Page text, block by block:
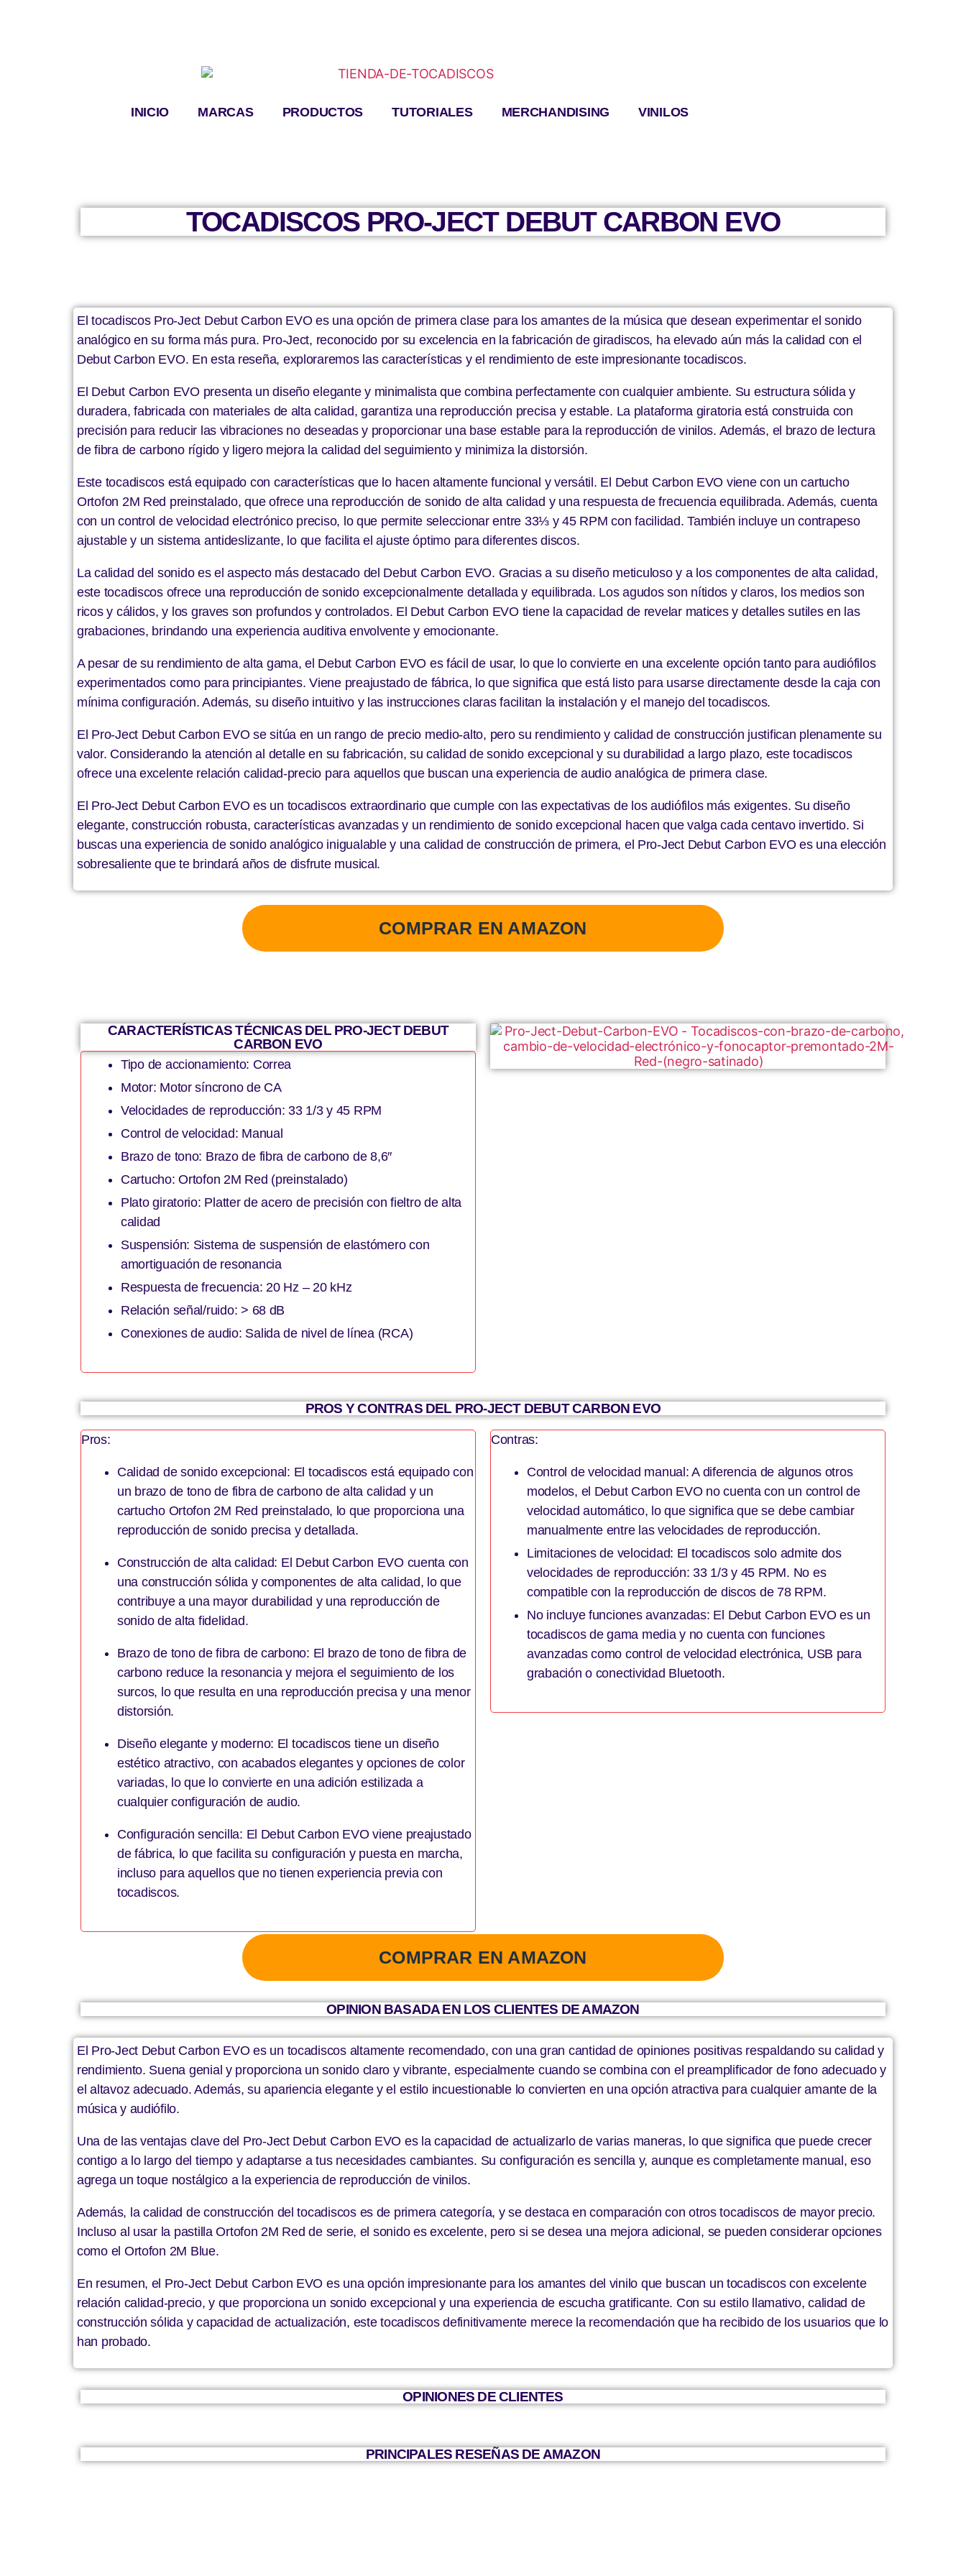
INICIO MARCAS PRODUCTOS TUTORIALES MERCHANDISING VINILOS
TOCADISCOS PRO-JECT DEBUT CARBON EVO
El tocadiscos Pro-Ject Debut Carbon EVO es una opción de primera clase para los amantes de la música que desean experimentar el sonido
analógico en su forma más pura. Pro-Ject, reconocido por su excelencia en la fabricación de giradiscos, ha elevado aún más la calidad con el
Debut Carbon EVO. En esta reseña, exploraremos las características y el rendimiento de este impresionante tocadiscos.
El Debut Carbon EVO presenta un diseño elegante y minimalista que combina perfectamente con cualquier ambiente. Su estructura sólida y
duradera, fabricada con materiales de alta calidad, garantiza una reproducción precisa y estable. La plataforma giratoria está construida con
precisión para reducir las vibraciones no deseadas y proporcionar una base estable para la reproducción de vinilos. Además, el brazo de lectura
de fibra de carbono rígido y ligero mejora la calidad del seguimiento y minimiza la distorsión.
Este tocadiscos está equipado con características que lo hacen altamente funcional y versátil. El Debut Carbon EVO viene con un cartucho
Ortofon 2M Red preinstalado, que ofrece una reproducción de sonido de alta calidad y una respuesta de frecuencia equilibrada. Además, cuenta
con un control de velocidad electrónico preciso, lo que permite seleccionar entre 33⅓ y 45 RPM con facilidad. También incluye un contrapeso
ajustable y un sistema antideslizante, lo que facilita el ajuste óptimo para diferentes discos.
La calidad del sonido es el aspecto más destacado del Debut Carbon EVO. Gracias a su diseño meticuloso y a los componentes de alta calidad,
este tocadiscos ofrece una reproducción de sonido excepcionalmente detallada y equilibrada. Los agudos son nítidos y claros, los medios son
ricos y cálidos, y los graves son profundos y controlados. El Debut Carbon EVO tiene la capacidad de revelar matices y detalles sutiles en las
grabaciones, brindando una experiencia auditiva envolvente y emocionante.
A pesar de su rendimiento de alta gama, el Debut Carbon EVO es fácil de usar, lo que lo convierte en una excelente opción tanto para audiófilos
experimentados como para principiantes. Viene preajustado de fábrica, lo que significa que está listo para usarse directamente desde la caja con
mínima configuración. Además, su diseño intuitivo y las instrucciones claras facilitan la instalación y el manejo del tocadiscos.
El Pro-Ject Debut Carbon EVO se sitúa en un rango de precio medio-alto, pero su rendimiento y calidad de construcción justifican plenamente su
valor. Considerando la atención al detalle en su fabricación, su calidad de sonido excepcional y su durabilidad a largo plazo, este tocadiscos
ofrece una excelente relación calidad-precio para aquellos que buscan una experiencia de audio analógica de primera clase.
El Pro-Ject Debut Carbon EVO es un tocadiscos extraordinario que cumple con las expectativas de los audiófilos más exigentes. Su diseño
elegante, construcción robusta, características avanzadas y un rendimiento de sonido excepcional hacen que valga cada centavo invertido. Si
buscas una experiencia de sonido analógico inigualable y una calidad de construcción de primera, el Pro-Ject Debut Carbon EVO es una elección
sobresaliente que te brindará años de disfrute musical.
COMPRAR EN AMAZON
CARACTERÍSTICAS TÉCNICAS DEL PRO-JECT DEBUT
CARBON EVO
Tipo de accionamiento: Correa
Motor: Motor síncrono de CA
Velocidades de reproducción: 33 1/3 y 45 RPM
Control de velocidad: Manual
Brazo de tono: Brazo de fibra de carbono de 8,6″
Cartucho: Ortofon 2M Red (preinstalado)
Plato giratorio: Platter de acero de precisión con fieltro de alta
calidad
Suspensión: Sistema de suspensión de elastómero con
amortiguación de resonancia
Respuesta de frecuencia: 20 Hz – 20 kHz
Relación señal/ruido: > 68 dB
Conexiones de audio: Salida de nivel de línea (RCA)
PROS Y CONTRAS DEL PRO-JECT DEBUT CARBON EVO
Pros:
Calidad de sonido excepcional: El tocadiscos está equipado con
un brazo de tono de fibra de carbono de alta calidad y un
cartucho Ortofon 2M Red preinstalado, lo que proporciona una
reproducción de sonido precisa y detallada.
Construcción de alta calidad: El Debut Carbon EVO cuenta con
una construcción sólida y componentes de alta calidad, lo que
contribuye a una mayor durabilidad y una reproducción de
sonido de alta fidelidad.
Brazo de tono de fibra de carbono: El brazo de tono de fibra de
carbono reduce la resonancia y mejora el seguimiento de los
surcos, lo que resulta en una reproducción precisa y una menor
distorsión.
Diseño elegante y moderno: El tocadiscos tiene un diseño
estético atractivo, con acabados elegantes y opciones de color
variadas, lo que lo convierte en una adición estilizada a
cualquier configuración de audio.
Configuración sencilla: El Debut Carbon EVO viene preajustado
de fábrica, lo que facilita su configuración y puesta en marcha,
incluso para aquellos que no tienen experiencia previa con
tocadiscos.
Contras:
Control de velocidad manual: A diferencia de algunos otros
modelos, el Debut Carbon EVO no cuenta con un control de
velocidad automático, lo que significa que se debe cambiar
manualmente entre las velocidades de reproducción.
Limitaciones de velocidad: El tocadiscos solo admite dos
velocidades de reproducción: 33 1/3 y 45 RPM. No es
compatible con la reproducción de discos de 78 RPM.
No incluye funciones avanzadas: El Debut Carbon EVO es un
tocadiscos de gama media y no cuenta con funciones
avanzadas como control de velocidad electrónica, USB para
grabación o conectividad Bluetooth.
COMPRAR EN AMAZON
OPINION BASADA EN LOS CLIENTES DE AMAZON
El Pro-Ject Debut Carbon EVO es un tocadiscos altamente recomendado, con una gran cantidad de opiniones positivas respaldando su calidad y
rendimiento. Suena genial y proporciona un sonido claro y vibrante, especialmente cuando se combina con el preamplificador de fono adecuado y
el altavoz adecuado. Además, su apariencia elegante y el estilo incuestionable lo convierten en una opción atractiva para cualquier amante de la
música y audiófilo.
Una de las ventajas clave del Pro-Ject Debut Carbon EVO es la capacidad de actualizarlo de varias maneras, lo que significa que puede crecer
contigo a lo largo del tiempo y adaptarse a tus necesidades cambiantes. Su configuración es sencilla y, aunque es completamente manual, eso
agrega un toque nostálgico a la experiencia de reproducción de vinilos.
Además, la calidad de construcción del tocadiscos es de primera categoría, y se destaca en comparación con otros tocadiscos de mayor precio.
Incluso al usar la pastilla Ortofon 2M Red de serie, el sonido es excelente, pero si se desea una mejora adicional, se pueden considerar opciones
como el Ortofon 2M Blue.
En resumen, el Pro-Ject Debut Carbon EVO es una opción impresionante para los amantes del vinilo que buscan un tocadiscos con excelente
relación calidad-precio, y que proporciona un sonido excepcional y una experiencia de escucha gratificante. Con su estilo llamativo, calidad de
construcción sólida y capacidad de actualización, este tocadiscos definitivamente merece la recomendación que ha recibido de los usuarios que lo
han probado.
OPINIONES DE CLIENTES
PRINCIPALES RESEÑAS DE AMAZON